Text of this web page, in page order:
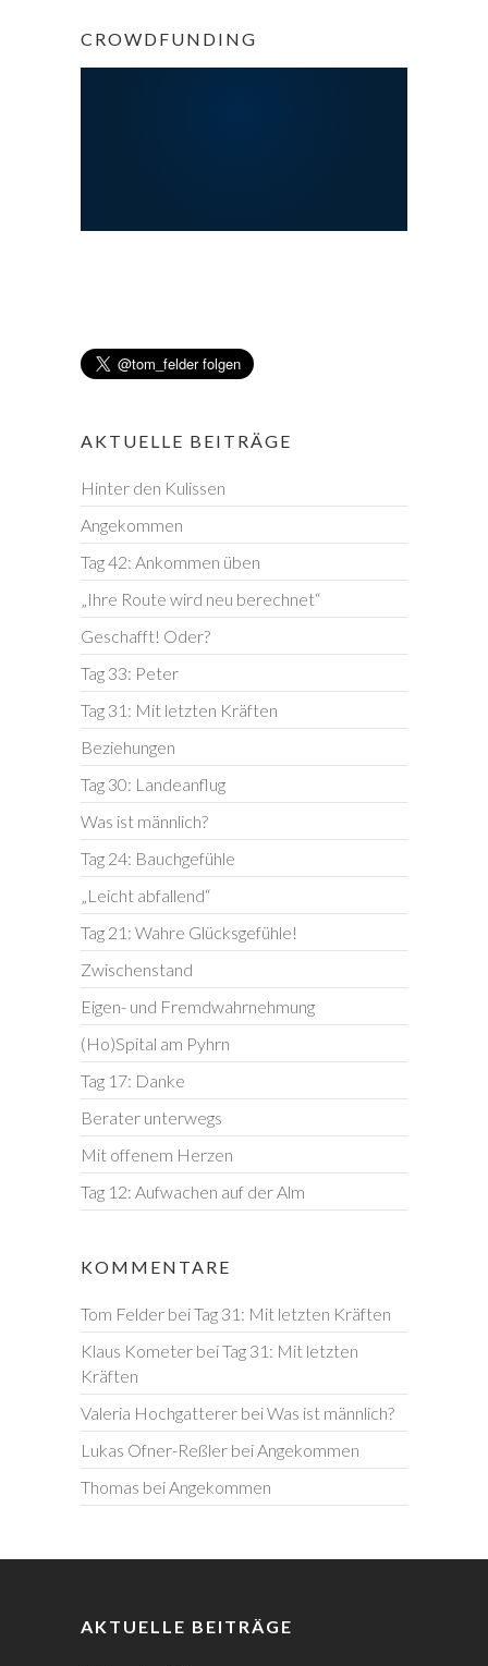
CROWDFUNDING
AKTUELLE BEITRÄGE
Hinter den Kulissen
Angekommen
Tag 42: Ankommen üben
„Ihre Route wird neu berechnet“
Geschafft! Oder?
Tag 33: Peter
Tag 31: Mit letzten Kräften
Beziehungen
Tag 30: Landeanflug
Was ist männlich?
Tag 24: Bauchgefühle
„Leicht abfallend“
Tag 21: Wahre Glücksgefühle!
Zwischenstand
Eigen- und Fremdwahrnehmung
(Ho)Spital am Pyhrn
Tag 17: Danke
Berater unterwegs
Mit offenem Herzen
Tag 12: Aufwachen auf der Alm
KOMMENTARE
Tom Felder beiTag 31: Mit letzten Kräften
Klaus Kometer beiTag 31: Mit letzten
Kräften
Valeria Hochgatterer beiWas ist männlich?
Lukas Ofner-Reßler beiAngekommen
Thomas beiAngekommen
AKTUELLE BEITRÄGE